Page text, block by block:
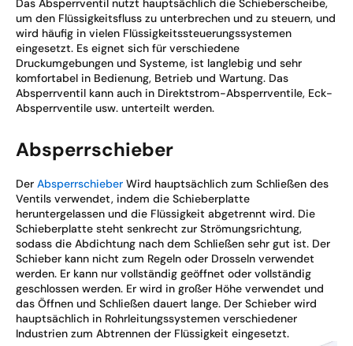
Das Absperrventil nutzt hauptsächlich die Schieberscheibe,
um den Flüssigkeitsfluss zu unterbrechen und zu steuern, und
wird häufig in vielen Flüssigkeitssteuerungssystemen
eingesetzt. Es eignet sich für verschiedene
Druckumgebungen und Systeme, ist langlebig und sehr
komfortabel in Bedienung, Betrieb und Wartung. Das
Absperrventil kann auch in Direktstrom-Absperrventile, Eck-
Absperrventile usw. unterteilt werden.
Absperrschieber
Der Absperrschieber Wird hauptsächlich zum Schließen des
Ventils verwendet, indem die Schieberplatte
heruntergelassen und die Flüssigkeit abgetrennt wird. Die
Schieberplatte steht senkrecht zur Strömungsrichtung,
sodass die Abdichtung nach dem Schließen sehr gut ist. Der
Schieber kann nicht zum Regeln oder Drosseln verwendet
werden. Er kann nur vollständig geöffnet oder vollständig
geschlossen werden. Er wird in großer Höhe verwendet und
das Öffnen und Schließen dauert lange. Der Schieber wird
hauptsächlich in Rohrleitungssystemen verschiedener
Industrien zum Abtrennen der Flüssigkeit eingesetzt.